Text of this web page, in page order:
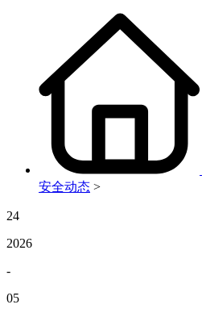
安全动态 >
24
2026
-
05